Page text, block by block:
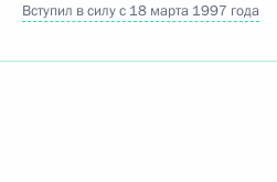
Вступил в силу с 18 марта 1997 года